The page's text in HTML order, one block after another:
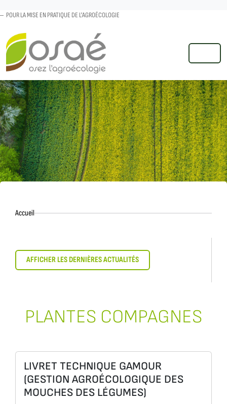
POUR LA MISE EN PRATIQUE DE L'AGROÉCOLOGIE
MENU
AccueilAccueil
AFFICHER LES DERNIÈRES ACTUALITÉS
PLANTES COMPAGNES
LIVRET TECHNIQUE GAMOUR
(GESTION AGROÉCOLOGIQUE DES
MOUCHES DES LÉGUMES)